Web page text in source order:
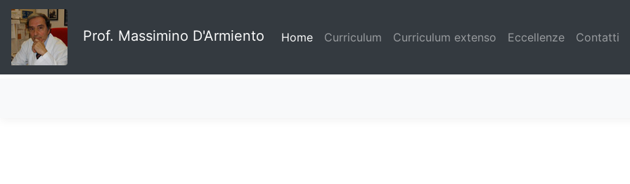
Prof. Massimino D'Armiento Home(current)
Curriculum Curriculum extenso Eccellenze Contatti